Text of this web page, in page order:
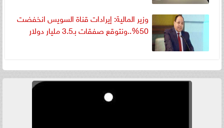
وزير المالية: إيرادات قناة السويس انخفضت
50%..ونتوقع صفقات بـ3.5 مليار دولار